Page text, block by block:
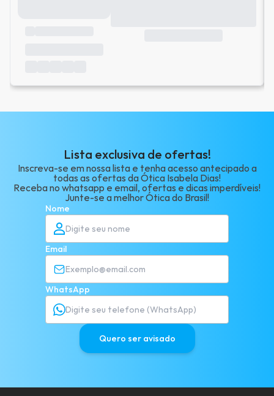
Lista exclusiva de ofertas!
Inscreva-se em nossa lista e tenha acesso antecipado a
todas as ofertas da Ótica Isabela Dias!
Receba no whatsapp e email, ofertas e dicas imperdíveis!
Junte-se a melhor Ótica do Brasil!
Nome
Email
WhatsApp
Quero ser avisado